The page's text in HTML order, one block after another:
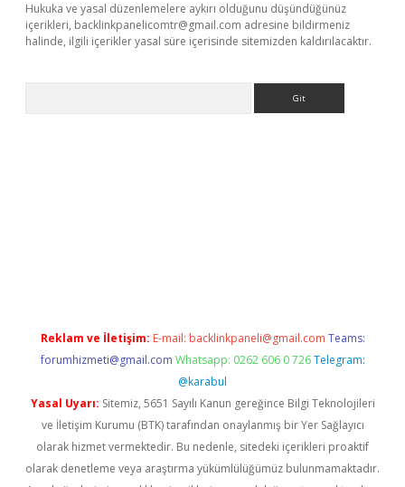
Hukuka ve yasal düzenlemelere aykırı olduğunu düşündüğünüz
içerikleri, backlinkpanelicomtr@gmail.com adresine bildirmeniz
halinde, ilgili içerikler yasal süre içerisinde sitemizden kaldırılacaktır.
Reklam ve İletişim: E-mail: backlinkpaneli@gmail.com Teams:
forumhizmeti@gmail.com Whatsapp: 0262 606 0 726 Telegram:
@karabul
Yasal Uyarı: Sitemiz, 5651 Sayılı Kanun gereğince Bilgi Teknolojileri
ve İletişim Kurumu (BTK) tarafından onaylanmış bir Yer Sağlayıcı
olarak hizmet vermektedir. Bu nedenle, sitedeki içerikleri proaktif
olarak denetleme veya araştırma yükümlülüğümüz bulunmamaktadır.